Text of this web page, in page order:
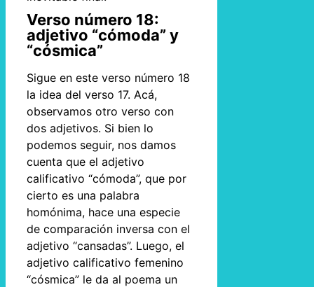
Verso número 18:
adjetivo “cómoda” y
“cósmica”
Sigue en este verso número 18
la idea del verso 17. Acá,
observamos otro verso con
dos adjetivos. Si bien lo
podemos seguir, nos damos
cuenta que el adjetivo
calificativo “cómoda”, que por
cierto es una palabra
homónima, hace una especie
de comparación inversa con el
adjetivo “cansadas”. Luego, el
adjetivo calificativo femenino
“cósmica” le da al poema un